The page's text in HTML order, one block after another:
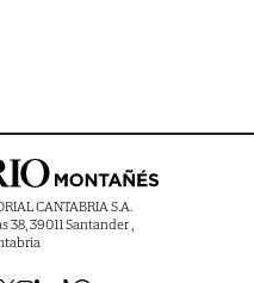
CANTABRIA S.A.
38, 39011 Santander ,